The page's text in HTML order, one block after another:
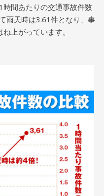
間あたりの交通事故件数
雨天時は3.61件となり、事
上がっています。